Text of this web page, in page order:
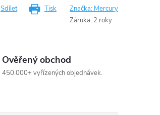
Tisk
Sdílet Značka: Mercury
Záruka: 2 roky
Ověřený obchod
450.000+ vyřízených objednávek.